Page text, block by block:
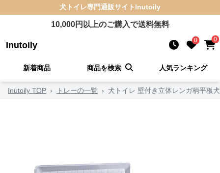
犬トイレ専門通販サイト Inutoily
10,000円以上のご購入で送料無料
Inutoily 0 0
新着商品 商品を検索 人気ランキング
Inutoily TOP › トレーの一覧 › 犬トイレ 壁付き立体レンガ柄平板